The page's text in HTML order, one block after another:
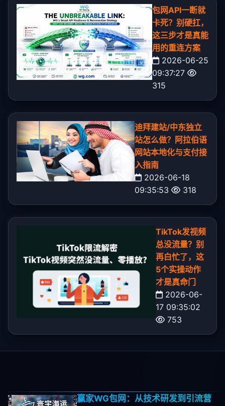
包网API一断就
卡死？别硬扛，
这三步才是真能
用的重连方案
2026-06-25
09:37:27
315
迪拜建站/中东独立
站怎么做？阿拉伯语
网站本地化与支付接
入指南
2026-06-18
09:35:53
318
TikTok发视频
总没流量？别
再白忙了，这
5个实操动作
才是真命门
2026-06-
17 09:35:02
753
赢家WG包网：从技术研发到引流营